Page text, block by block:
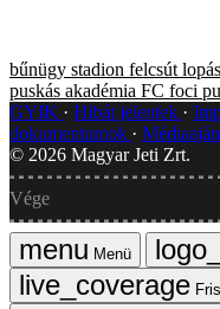
bűnügy stadion felcsút lopás
puskás akadémia FC foci
GYIK
Hibát jelentek
dokumentumok
© 2026 Magyar Jeti Zrt.
Vége
Menü